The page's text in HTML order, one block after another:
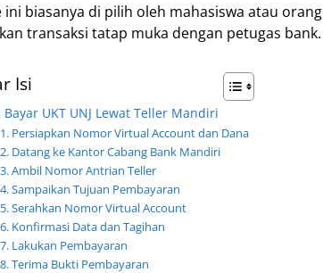
ini biasanya di pilih oleh mahasiswa atau
transaksi tatap muka dengan petugas bank.
Isi
Bayar UKT UNJ Lewat Teller Mandiri
1. Persiapkan Nomor Virtual Account dan Dana
2. Datang ke Kantor Cabang Bank Mandiri
3. Ambil Nomor Antrian Teller
4. Sampaikan Tujuan Pembayaran
5. Serahkan Nomor Virtual Account
6. Konfirmasi Data dan Tagihan
7. Lakukan Pembayaran
8. Terima Bukti Pembayaran